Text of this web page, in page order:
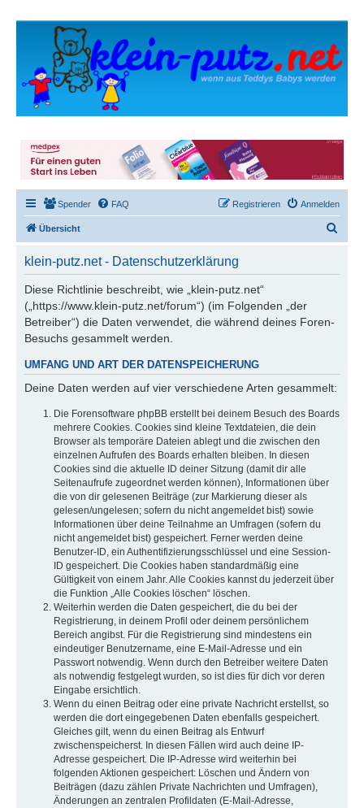
Spender FAQ Anmelden
Registrieren
Übersicht
klein-putz.net - Datenschutzerklärung
Diese Richtlinie beschreibt, wie „klein-putz.net“
(„https://www.klein-putz.net/forum“) (im Folgenden „der
Betreiber“) die Daten verwendet, die während deines Foren-
Besuchs gesammelt werden.
UMFANG UND ART DER DATENSPEICHERUNG
Deine Daten werden auf vier verschiedene Arten gesammelt:
Die Forensoftware phpBB erstellt bei deinem Besuch des Boards
mehrere Cookies. Cookies sind kleine Textdateien, die dein
Browser als temporäre Dateien ablegt und die zwischen den
einzelnen Aufrufen des Boards erhalten bleiben. In diesen
Cookies sind die aktuelle ID deiner Sitzung (damit dir alle
Seitenaufrufe zugeordnet werden können), Informationen über
die von dir gelesenen Beiträge (zur Markierung dieser als
gelesen/ungelesen; sofern du nicht angemeldet bist) sowie
Informationen über deine Teilnahme an Umfragen (sofern du
nicht angemeldet bist) gespeichert. Ferner werden deine
Benutzer-ID, ein Authentifizierungsschlüssel und eine Session-
ID gespeichert. Die Cookies haben standardmäßig eine
Gültigkeit von einem Jahr. Alle Cookies kannst du jederzeit über
die Funktion „Alle Cookies löschen“ löschen.
Weiterhin werden die Daten gespeichert, die du bei der
Registrierung, in deinem Profil oder deinem persönlichem
Bereich angibst. Für die Registrierung sind mindestens ein
eindeutiger Benutzername, eine E-Mail-Adresse und ein
Passwort notwendig. Wenn durch den Betreiber weitere Daten
als notwendig festgelegt wurden, so ist dies für dich vor deren
Eingabe ersichtlich.
Wenn du einen Beitrag oder eine private Nachricht erstellst, so
werden die dort eingegebenen Daten ebenfalls gespeichert.
Gleiches gilt, wenn du einen Beitrag als Entwurf
zwischenspeicherst. In diesen Fällen wird auch deine IP-
Adresse gespeichert. Die IP-Adresse wird weiterhin bei
folgenden Aktionen gespeichert: Löschen und Ändern von
Beiträgen (dazu zählen Private Nachrichten und Umfragen),
Änderungen an zentralen Profildaten (E-Mail-Adresse,